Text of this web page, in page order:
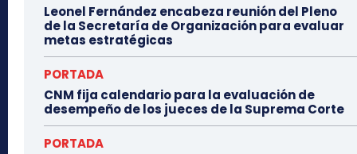
Leonel Fernández encabeza reunión del Pleno
de la Secretaría de Organización para evaluar
metas estratégicas
PORTADA
CNM fija calendario para la evaluación de
desempeño de los jueces de la Suprema Corte
PORTADA